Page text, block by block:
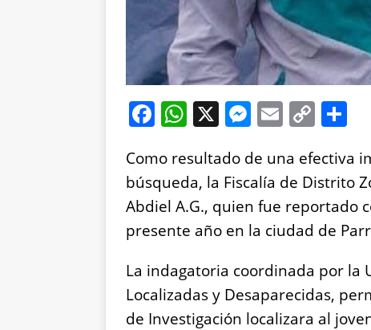
F
c
e
b
o
o
k
W
at
s
A
p
p
X M
ss
e
n
g
er
E
ai
l
C
p
y
Li
n
k
a
Como resultado de una efectiva
búsqueda, la Fiscalía de Distrito
Abdiel A.G., quien fue reportado
presente año en la ciudad de
La indagatoria coordinada por la
Localizadas y Desaparecidas,
de Investigación localizara al